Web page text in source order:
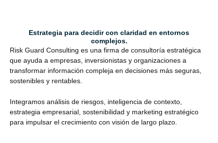
Estrategia para decidir con claridad en entornos
complejos.
Risk Guard Consulting es una firma de consultoría estratégica
que ayuda a empresas, inversionistas y organizaciones a
transformar información compleja en decisiones más seguras,
sostenibles y rentables.
Integramos análisis de riesgos, inteligencia de contexto,
estrategia empresarial, sostenibilidad y marketing estratégico
para impulsar el crecimiento con visión de largo plazo.